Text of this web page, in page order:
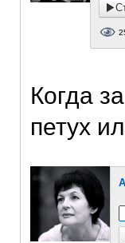
Когда
петух